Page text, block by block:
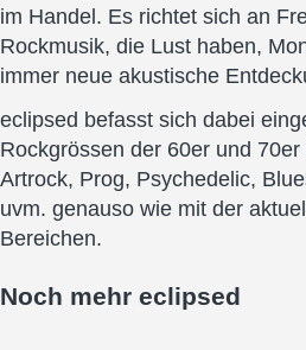
im Handel. Es richtet sich an
Rockmusik, die Lust haben,
immer neue akustische
eclipsed befasst sich dabei
Rockgrössen der 60er und
Artrock, Prog, Psychedelic,
uvm. genauso wie mit der
Bereichen.
Noch mehr eclipsed